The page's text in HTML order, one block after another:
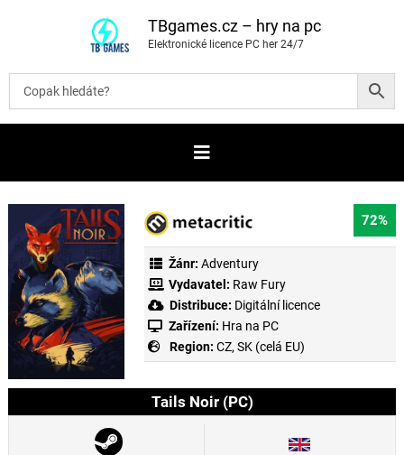
t
b
TBgames.cz – hry na pc
Elektronické licence PC her 24/7
72%
Žánr: Adventury
Vydavatel: Raw Fury
Distribuce: Digitální licence
Zařízení: Hra na PC
Region: CZ, SK (celá EU)
Tails Noir (PC)